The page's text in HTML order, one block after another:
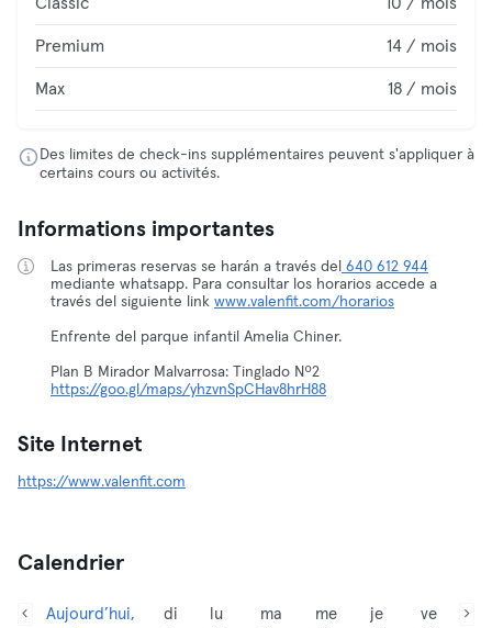
Premium 14 / mois
Max 18 / mois
Des limites de check-ins supplémentaires peuvent s'appliquer à
certains cours ou activités.
Informations importantes
Las primeras reservas se harán a través del 640 612 944
mediante whatsapp. Para consultar los horarios accede a
través del siguiente link www.valenfit.com/horarios
Enfrente del parque infantil Amelia Chiner.
Plan B Mirador Malvarrosa: Tinglado Nº2
https://goo.gl/maps/yhzvnSpCHav8hrH88
Site Internet
https://www.valenfit.com
Calendrier
Aujourd’hui,
di
lu
ma
me
je
ve